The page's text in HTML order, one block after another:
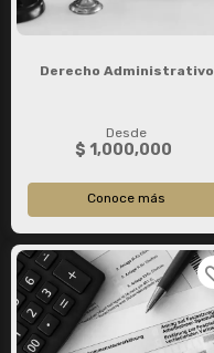
Derecho Administrativo
Desde
$ 1,000,000
Conoce más